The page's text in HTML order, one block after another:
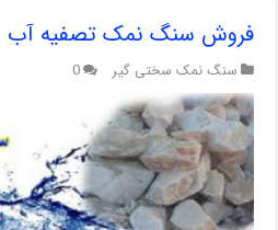
فروش سنگ نمک تصفیه آب
سنگ نمک سختی گیر 0